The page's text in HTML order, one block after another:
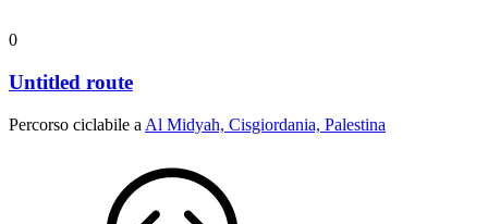
0
Untitled route
Percorso ciclabile a Al Midyah, Cisgiordania, Palestina